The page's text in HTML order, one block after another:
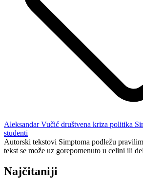
Aleksandar Vučić društvena kriza politika
studenti
Autorski tekstovi Simptoma podležu
tekst se može uz gorepomenuto u celini ili
Najčitaniji